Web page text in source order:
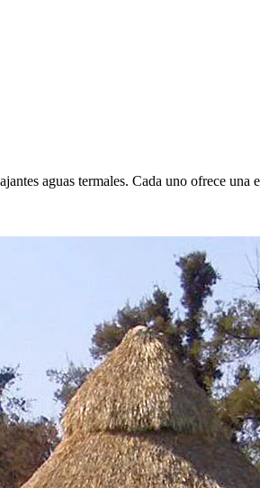
aguas termales. Cada uno ofrece